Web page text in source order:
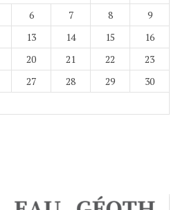
6 7 8
9
13 14 15
16
20 21 22
23
27 28 29
30